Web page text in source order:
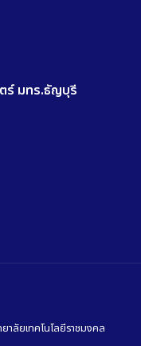
ร์ มทร.ธัญบุรี
ลัยเทคโนโลยีราชมงคล